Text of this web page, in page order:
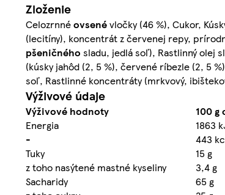
Zloženie
Celozrnnéovsenévločky (46 %), Cukor,
(lecitíny), koncentrát z červenej repy,
pšeničného sladu, jedlá soľ), Rastlinný olej
(kúsky jahôd (2, 5 %), červené ríbezle (2, 5
soľ, Rastlinné koncentráty (mrkvový,
Výživové údaje
Výživové hodnoty 100 g
Energia
1863
-
443
Tuky
15 g
z toho nasýtené mastné kyseliny
3,4 g
Sacharidy
65 g